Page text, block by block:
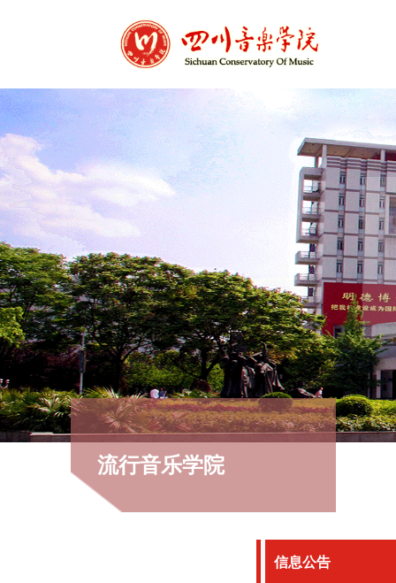
流行音乐学院
信息公告